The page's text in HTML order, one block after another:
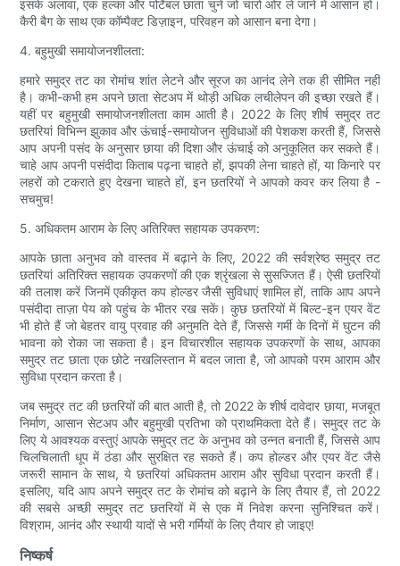
इसके अलावा, एक हल्का और पोर्टेबल छाता चुनें जो चारों ओर ले जाने में आसान हो।
कैरी बैग के साथ एक कॉम्पैक्ट डिज़ाइन, परिवहन को आसान बना देगा।
4. बहुमुखी समायोजनशीलता:
हमारे समुद्र तट का रोमांच शांत लेटने और सूरज का आनंद लेने तक ही सीमित नहीं
है। कभी-कभी हम अपने छाता सेटअप में थोड़ी अधिक लचीलेपन की इच्छा रखते हैं।
यहीं पर बहुमुखी समायोजनशीलता काम आती है। 2022 के लिए शीर्ष समुद्र तट
छतरियां विभिन्न झुकाव और ऊंचाई-समायोजन सुविधाओं की पेशकश करती हैं, जिससे
आप अपनी पसंद के अनुसार छाया की दिशा और ऊंचाई को अनुकूलित कर सकते हैं।
चाहे आप अपनी पसंदीदा किताब पढ़ना चाहते हों, झपकी लेना चाहते हों, या किनारे पर
लहरों को टकराते हुए देखना चाहते हों, इन छतरियों ने आपको कवर कर लिया है -
सचमुच!
5. अधिकतम आराम के लिए अतिरिक्त सहायक उपकरण:
आपके छाता अनुभव को वास्तव में बढ़ाने के लिए, 2022 की सर्वश्रेष्ठ समुद्र तट
छतरियां अतिरिक्त सहायक उपकरणों की एक श्रृंखला से सुसज्जित हैं। ऐसी छतरियों
की तलाश करें जिनमें एकीकृत कप होल्डर जैसी सुविधाएं शामिल हों, ताकि आप अपने
पसंदीदा ताज़ा पेय को पहुंच के भीतर रख सकें। कुछ छतरियों में बिल्ट-इन एयर वेंट
भी होते हैं जो बेहतर वायु प्रवाह की अनुमति देते हैं, जिससे गर्मी के दिनों में घुटन की
भावना को रोका जा सकता है। इन विचारशील सहायक उपकरणों के साथ, आपका
समुद्र तट छाता एक छोटे नखलिस्तान में बदल जाता है, जो आपको परम आराम और
सुविधा प्रदान करता है।
जब समुद्र तट की छतरियों की बात आती है, तो 2022 के शीर्ष दावेदार छाया, मजबूत
निर्माण, आसान सेटअप और बहुमुखी प्रतिभा को प्राथमिकता देते हैं। समुद्र तट के
लिए ये आवश्यक वस्तुएं आपके समुद्र तट के अनुभव को उन्नत बनाती हैं, जिससे आप
चिलचिलाती धूप में ठंडा और सुरक्षित रह सकते हैं। कप होल्डर और एयर वेंट जैसे
जरूरी सामान के साथ, ये छतरियां अधिकतम आराम और सुविधा प्रदान करती हैं।
इसलिए, यदि आप अपने समुद्र तट के रोमांच को बढ़ाने के लिए तैयार हैं, तो 2022
की सबसे अच्छी समुद्र तट छतरियों में से एक में निवेश करना सुनिश्चित करें।
विश्राम, आनंद और स्थायी यादों से भरी गर्मियों के लिए तैयार हो जाइए!
निष्कर्ष